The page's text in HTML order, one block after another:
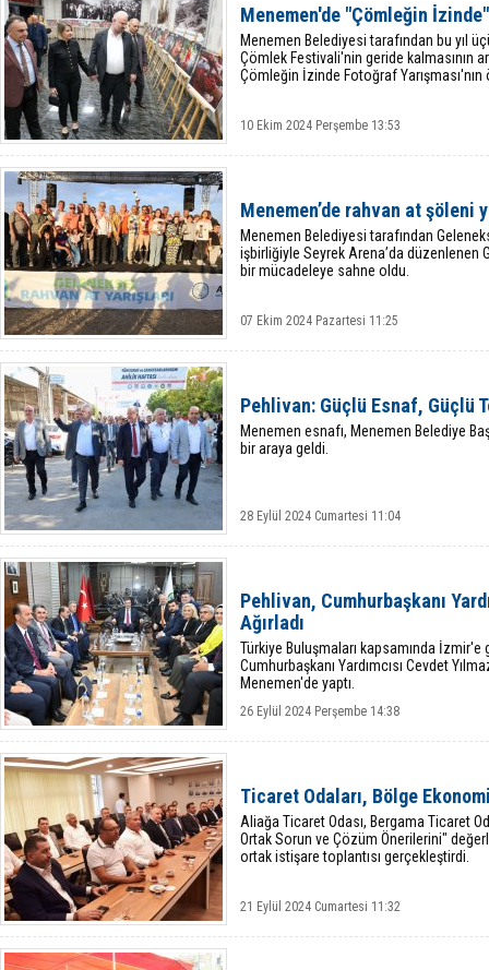
Menemen'de "Çömleğin
Menemen Belediyesi tarafından bu yıl
Çömlek Festivali'nin geride kalmasının
Çömleğin İzinde Fotoğraf
10 Ekim 2024 Perşembe 13:53
Menemen’de rahvan at şöleni
Menemen Belediyesi tarafından
işbirliğiyle Seyrek Arena’da düzenlenen
bir mücadeleye sahne oldu.
07 Ekim 2024 Pazartesi 11:25
Pehlivan: Güçlü Esnaf, Güçlü
Menemen esnafı, Menemen Belediye
bir araya geldi.
28 Eylül 2024 Cumartesi 11:04
Pehlivan, Cumhurbaşkanı
Ağırladı
Türkiye Buluşmaları kapsamında
Cumhurbaşkanı Yardımcısı Cevdet
Menemen'de yaptı.
26 Eylül 2024 Perşembe 14:38
Ticaret Odaları, Bölge
Aliağa Ticaret Odası, Bergama Ticaret
Ortak Sorun ve Çözüm Önerilerini"
ortak istişare toplantısı gerçekleştirdi.
21 Eylül 2024 Cumartesi 11:32